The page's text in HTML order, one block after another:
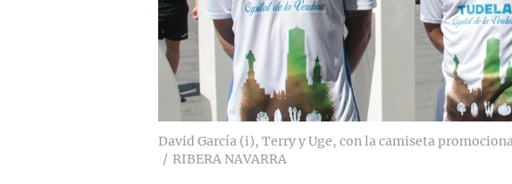
David García (i), Terry y Uge, con la camiseta
RIBERA NAVARRA